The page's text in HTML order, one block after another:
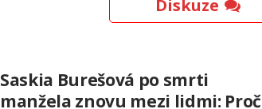
Diskuze
Saskia Burešová po smrti
manžela znovu mezi lidmi: Proč